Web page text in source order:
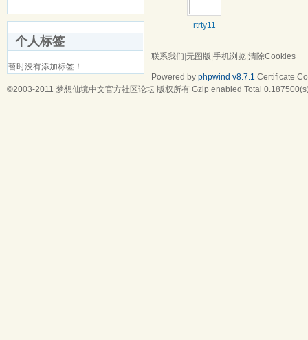
个人标签
暂时没有添加标签！
rtrty11
联系我们 无图版 手机浏览 清除Cookies
Powered by phpwind v8.7.1 Certificate
©2003-2011 梦想仙境中文官方社区论坛 版权所有 Gzip enabled Total